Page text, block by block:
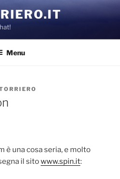
Menu
è una cosa seria, e molto
il sitowww.spin.it: